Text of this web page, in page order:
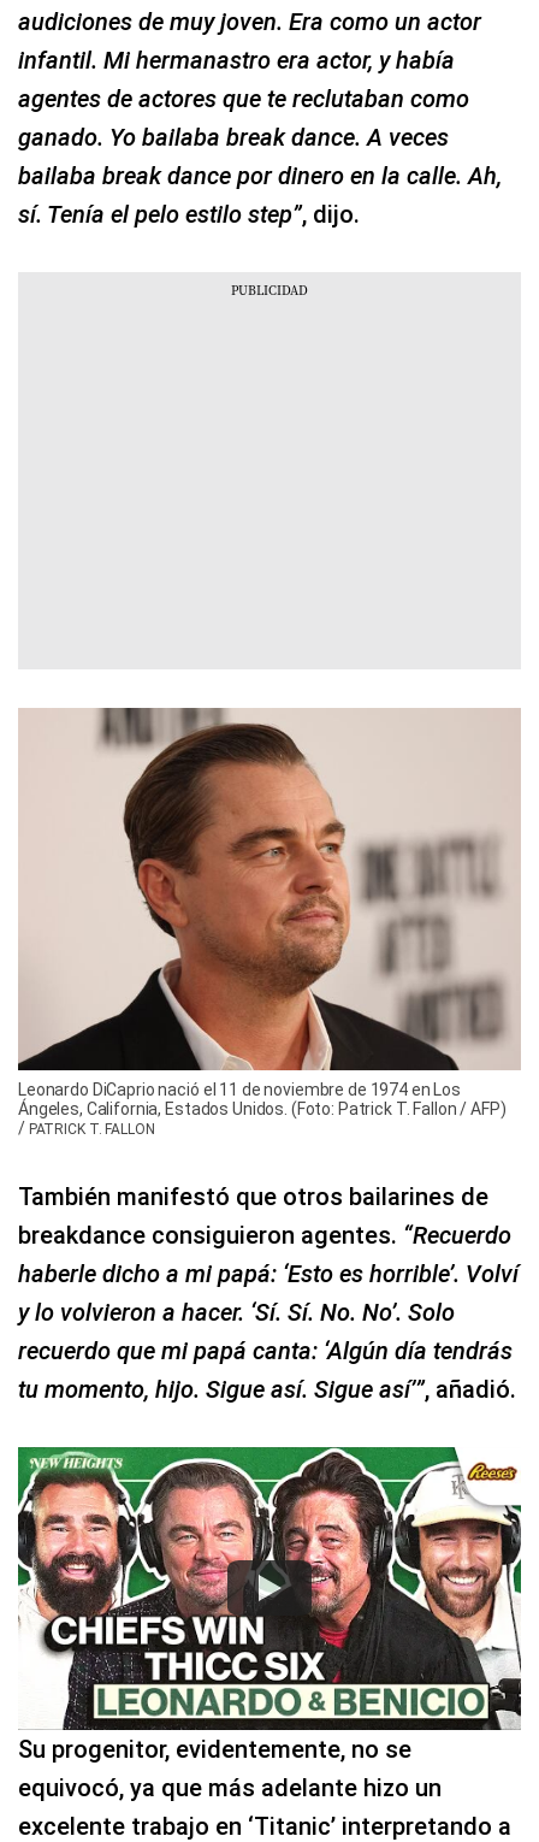
audiciones de muy joven. Era como un actor
infantil. Mi hermanastro era actor, y había
agentes de actores que te reclutaban como
ganado. Yo bailaba break dance. A veces
bailaba break dance por dinero en la calle. Ah,
sí. Tenía el pelo estilo step”, dijo.
Leonardo DiCaprio nació el 11 de noviembre de 1974 en Los
Ángeles, California, Estados Unidos. (Foto: Patrick T. Fallon / AFP)
/ PATRICK T. FALLON
También manifestó que otros bailarines de
breakdance consiguieron agentes. “Recuerdo
haberle dicho a mi papá: ‘Esto es horrible’. Volví
y lo volvieron a hacer. ‘Sí. Sí. No. No’. Solo
recuerdo que mi papá canta: ‘Algún día tendrás
tu momento, hijo. Sigue así. Sigue así’”, añadió.
Su progenitor, evidentemente, no se
equivocó, ya que más adelante hizo un
excelente trabajo en ‘Titanic’ interpretando a